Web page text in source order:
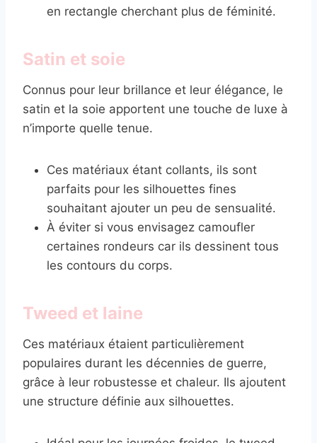
en rectangle cherchant plus de féminité.
Satin et soie
Connus pour leur brillance et leur élégance, le
satin et la soie apportent une touche de luxe à
n’importe quelle tenue.
Ces matériaux étant collants, ils sont
parfaits pour les silhouettes fines
souhaitant ajouter un peu de sensualité.
À éviter si vous envisagez camoufler
certaines rondeurs car ils dessinent tous
les contours du corps.
Tweed et laine
Ces matériaux étaient particulièrement
populaires durant les décennies de guerre,
grâce à leur robustesse et chaleur. Ils ajoutent
une structure définie aux silhouettes.